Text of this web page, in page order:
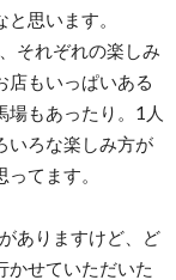
思います。
それぞれの楽しみ
店もいっぱいある
場もあったり。1人
いろな楽しみ方が
てます。
ありますけど、ど
かせていただいた